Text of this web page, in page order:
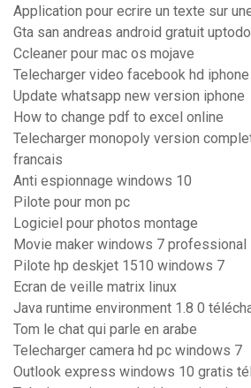
Application pour ecrire un texte sur
Gta san andreas android gratuit
Ccleaner pour mac os mojave
Telecharger video facebook hd iphone
Update whatsapp new version iphone
How to change pdf to excel online
Telecharger monopoly version
francais
Anti espionnage windows 10
Pilote pour mon pc
Logiciel pour photos montage
Movie maker windows 7 professional
Pilote hp deskjet 1510 windows 7
Ecran de veille matrix linux
Java runtime environment 1.8 0
Tom le chat qui parle en arabe
Telecharger camera hd pc windows 7
Outlook express windows 10 gratis